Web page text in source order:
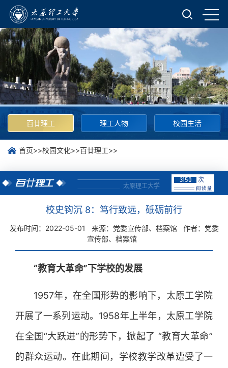
百廿理工 理工人物 校园生活
首页>>校园文化>>百廿理工>>
百廿理工 太原理工大学
3150 次
校史钩沉 8：笃行致远，砥砺前行
发布时间：2022-05-01 来源：党委宣传部、档案馆
作者：党委
宣传部、档案馆
“教育大革命”下学校的发展
1957年，在全国形势的影响下，太原工学院
开展了一系列运动。1958年上半年，太原工学院
在全国“大跃进”的形势下，掀起了 “教育大革命”
的群众运动。在此期间，学校教学改革遭受了一